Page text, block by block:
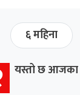
६ महिना
यस्तो छ आजका